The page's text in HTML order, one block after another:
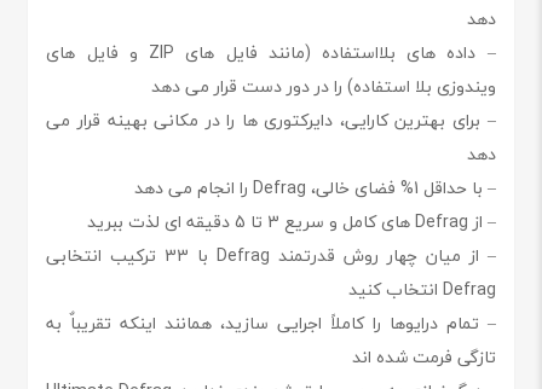
دهد
– داده های بلااستفاده (مانند فایل های ZIP و فایل های
ویندوزی بلا استفاده) را در دور دست قرار می دهد
– برای بهترین کارایی، دایرکتوری ها را در مکانی بهینه قرار می
دهد
– با حداقل 1% فضای خالی، Defrag را انجام می دهد
– از Defrag های کامل و سریع 3 تا 5 دقیقه ای لذت ببرید
– از میان چهار روش قدرتمند Defrag با 33 ترکیب انتخابی
Defrag انتخاب کنید
– تمام درایوها را کاملاً اجرایی سازید، همانند اینکه تقریباٌ به
تازگی فرمت شده اند